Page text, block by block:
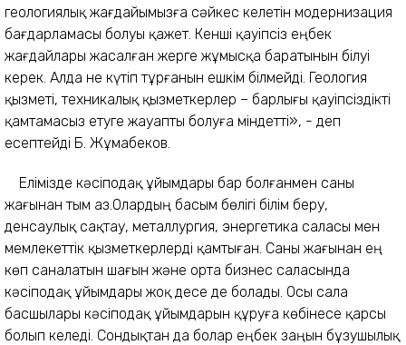
геологиялық жағдайымызға сәйкес келетін модернизация
бағдарламасы болуы қажет. Кенші қауіпсіз еңбек
жағдайлары жасалған жерге жұмысқа баратынын білуі
керек. Алда не күтіп тұрғанын ешкім білмейді. Геология
қызметі, техникалық қызметкерлер – барлығы қауіпсіздікті
қамтамасыз етуге жауапты болуға міндетті», - деп
есептейді Б. Жұмабеков.
Елімізде кәсіподақ ұйымдары бар болғанмен саны
жағынан тым аз.Олардың басым бөлігі білім беру,
денсаулық сақтау, металлургия, энергетика саласы мен
мемлекеттік қызметкерлерді қамтыған. Саны жағынан ең
көп саналатын шағын және орта бизнес саласында
кәсіподақ ұйымдары жоқ десе де болады. Осы сала
басшылары кәсіподақ ұйымдарын құруға көбінесе қарсы
болып келеді. Сондықтан да болар еңбек заңын бұзушылық